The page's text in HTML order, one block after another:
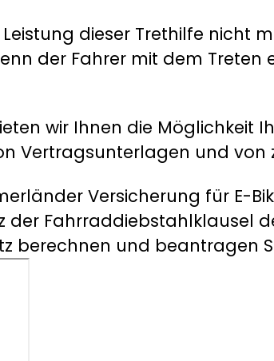
dieser Trethilfe nicht
der Fahrer mit dem
wir Ihnen die Möglichkeit
Vertragsunterlagen und von
Versicherung für E-
der Fahrraddiebstahlklausel
berechnen und beantragen